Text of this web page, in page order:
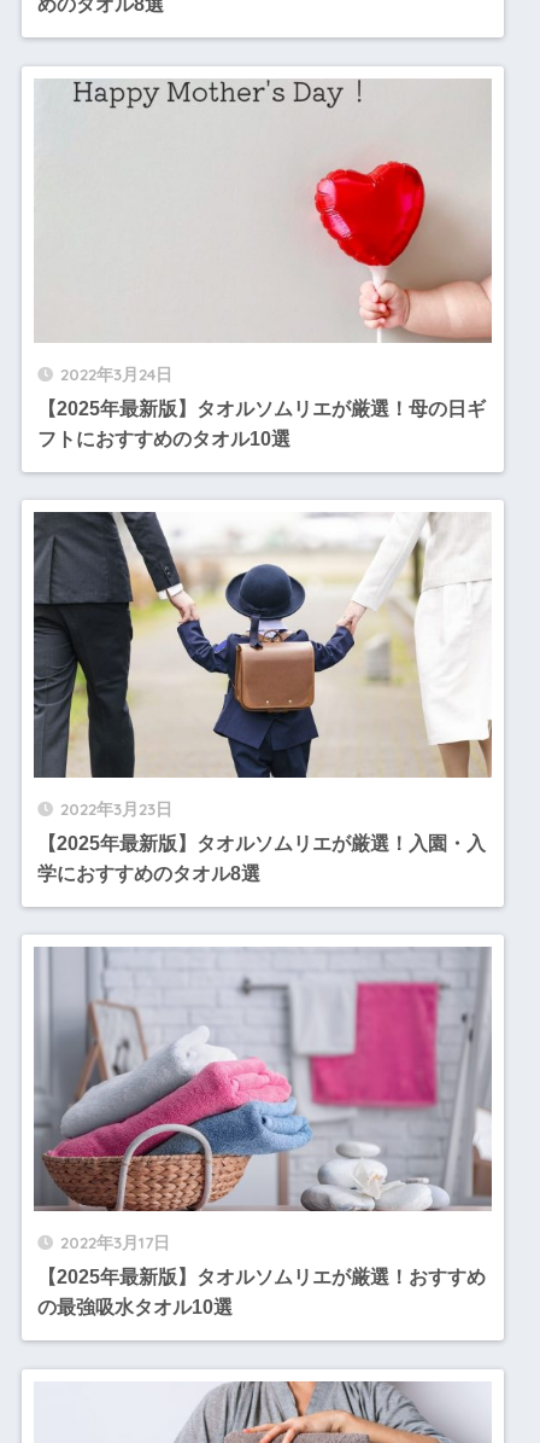
めのタオル8選
2022年3月24日
【2025年最新版】タオルソムリエが厳選！母の日ギ
フトにおすすめのタオル10選
2022年3月23日
【2025年最新版】タオルソムリエが厳選！入園・入
学におすすめのタオル8選
2022年3月17日
【2025年最新版】タオルソムリエが厳選！おすすめ
の最強吸水タオル10選